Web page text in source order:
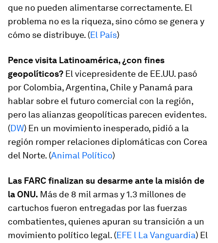
que no pueden alimentarse correctamente. El
problema no es la riqueza, sino cómo se genera y
cómo se distribuye. (El País)
Pence visita Latinoamérica, ¿con fines
geopolíticos? El vicepresidente de EE.UU. pasó
por Colombia, Argentina, Chile y Panamá para
hablar sobre el futuro comercial con la región,
pero las alianzas geopolíticas parecen evidentes.
(DW) En un movimiento inesperado, pidió a la
región romper relaciones diplomáticas con Corea
del Norte. (Animal Político)
Las FARC finalizan su desarme ante la misión de
la ONU. Más de 8 mil armas y 1.3 millones de
cartuchos fueron entregadas por las fuerzas
combatientes, quienes apuran su transición a un
movimiento político legal. (EFE l La Vanguardia) El